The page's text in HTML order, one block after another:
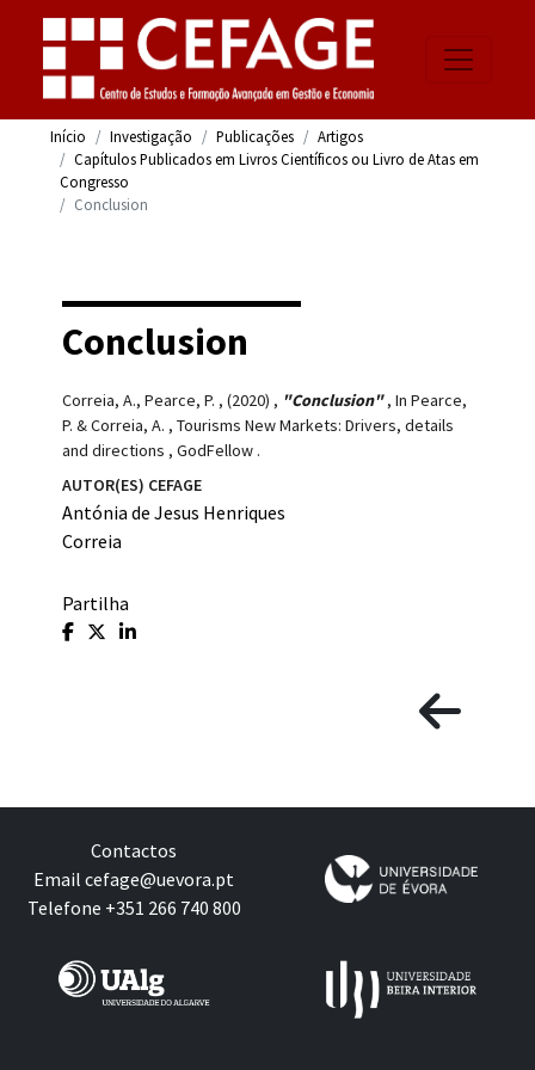
Início Investigação Publicações
Artigos
Capítulos Publicados em Livros Científicos ou Livro de Atas em
Congresso
Conclusion
Conclusion
Correia, A., Pearce, P. , (2020) , "Conclusion", In Pearce,
P. & Correia, A. , Tourisms New Markets: Drivers, details
and directions , GodFellow .
AUTOR(ES) CEFAGE
Antónia de Jesus Henriques
Correia
Partilha
Contactos
Email cefage@uevora.pt
Telefone +351 266 740 800